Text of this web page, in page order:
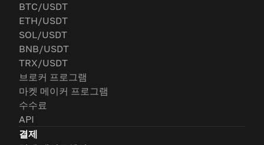
BTC/USDT
ETH/USDT
SOL/USDT
BNB/USDT
TRX/USDT
브로커 프로그램
마켓 메이커 프로그램
수수료
API
결제